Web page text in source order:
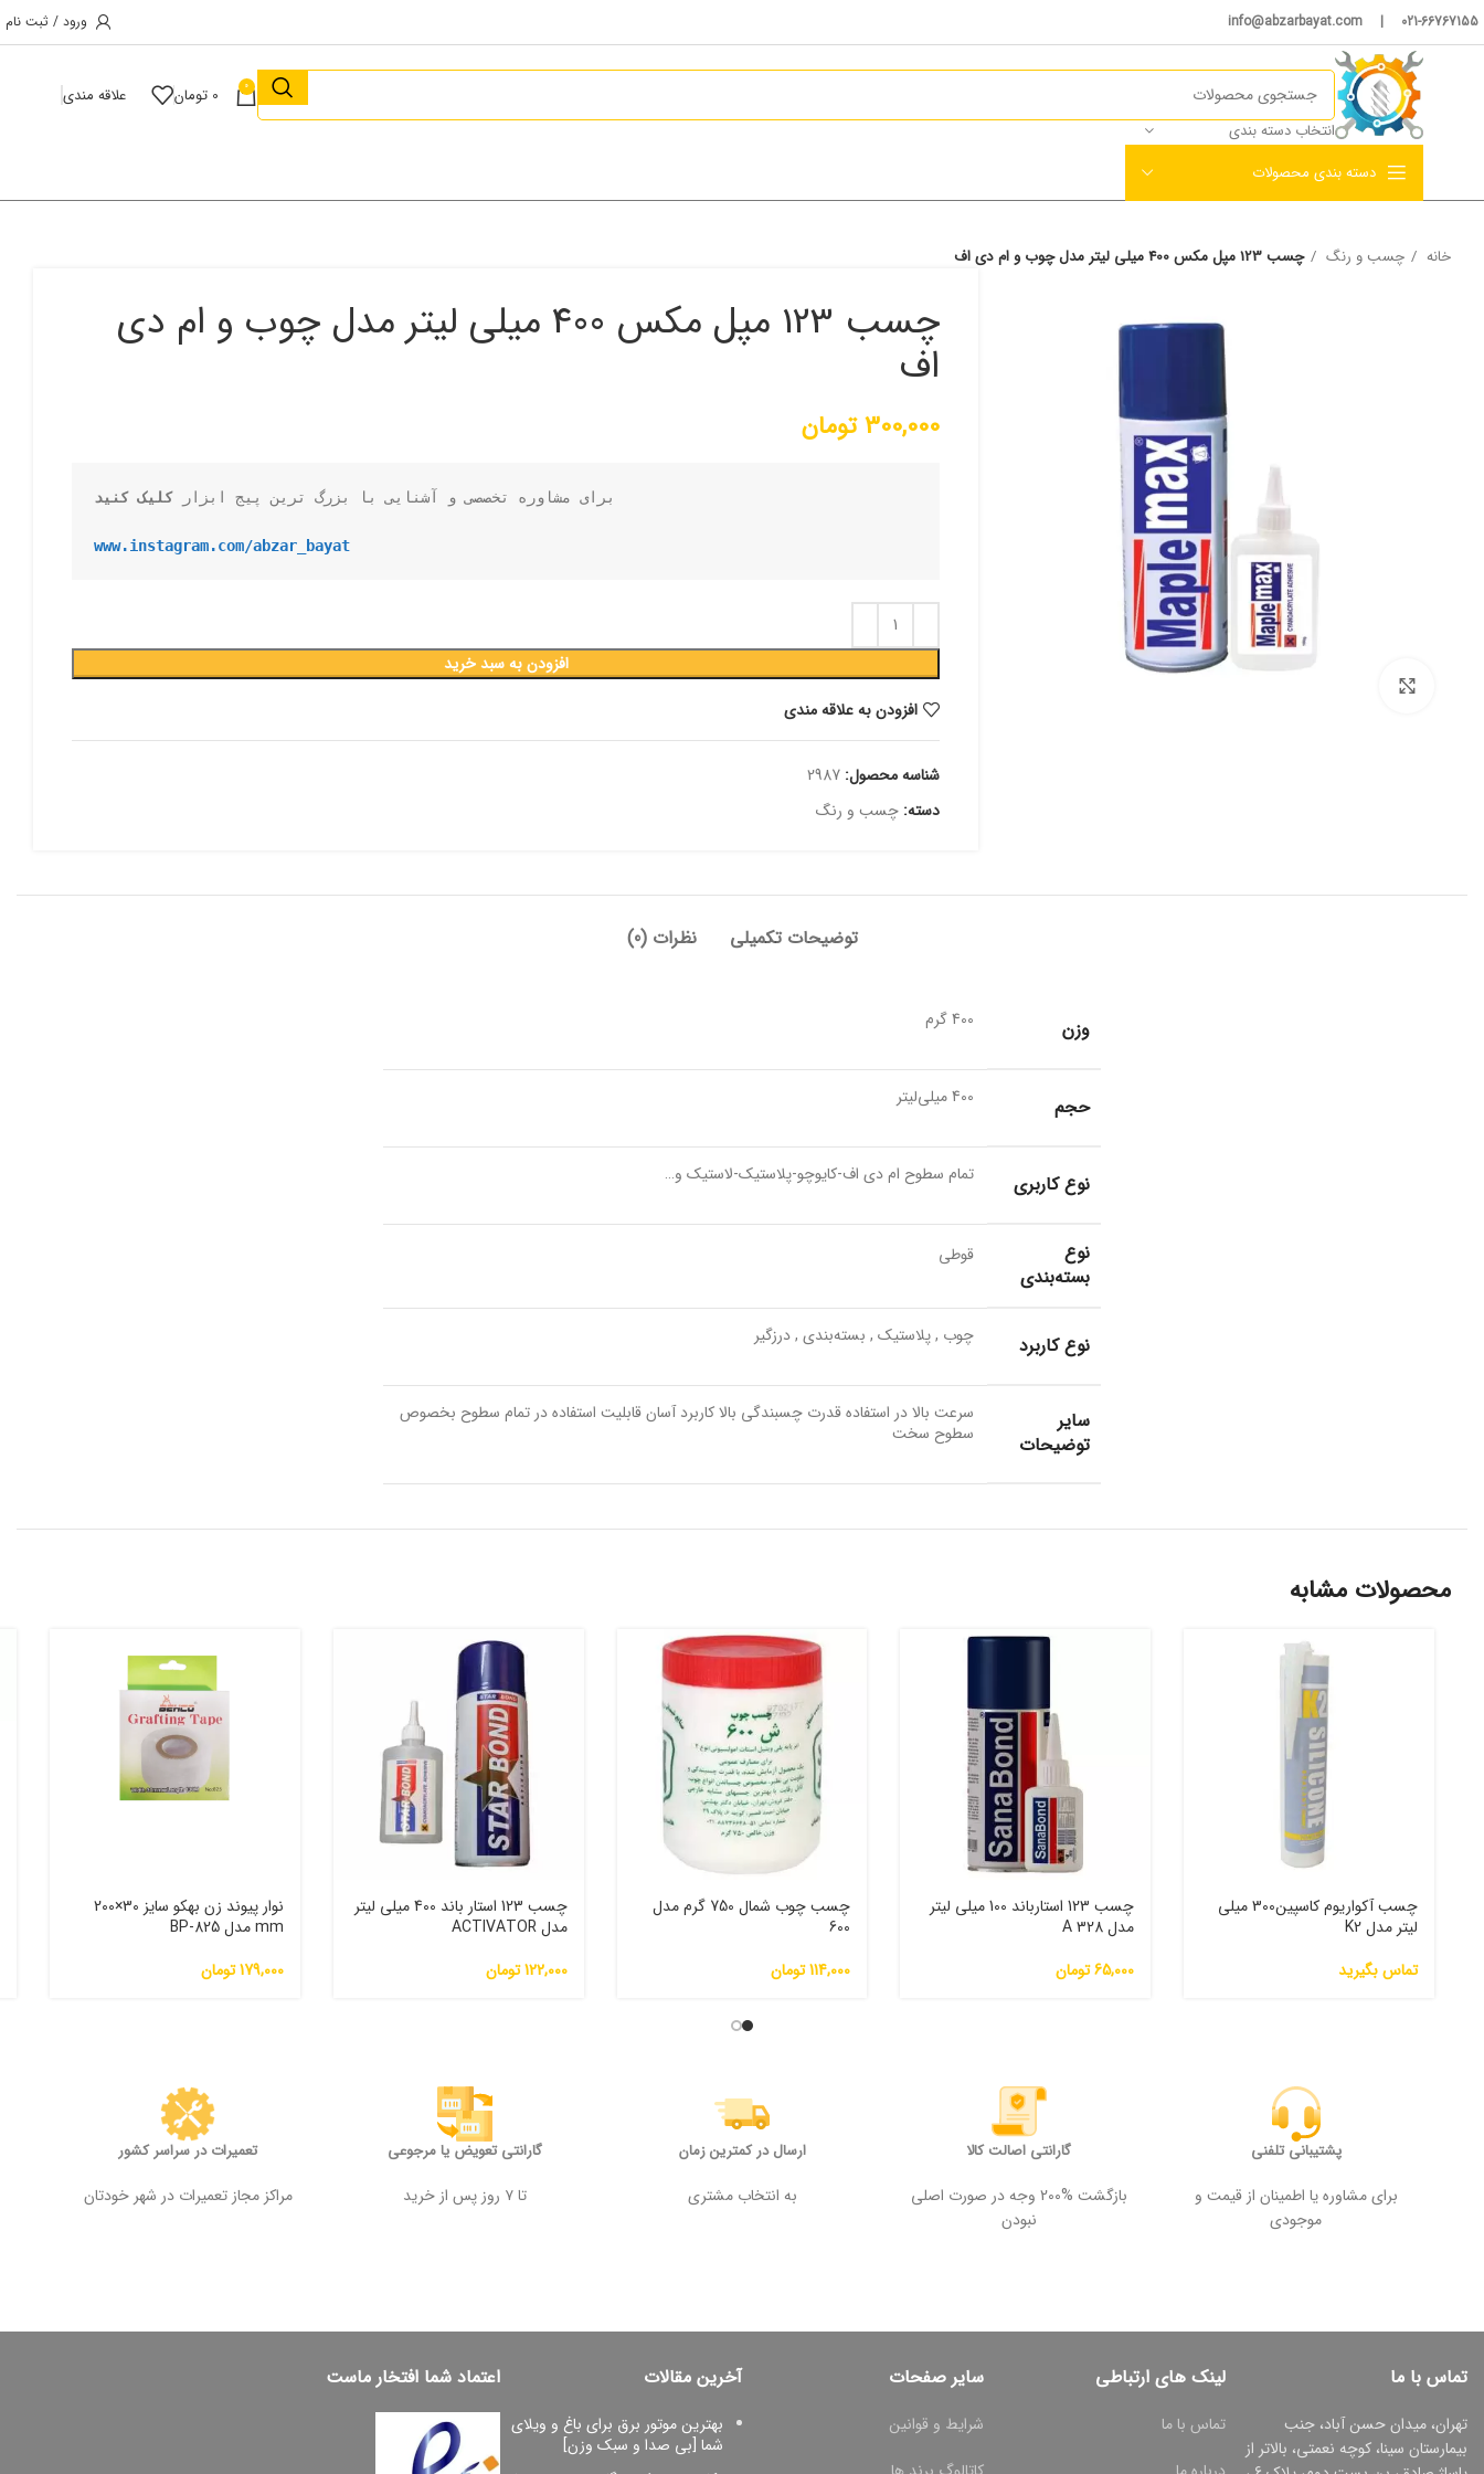
021-66767155 | info@abzarbayat.com ورود / ثبت نام
انتخاب دسته بندی
0
0 تومان علاقه مندی
دسته بندی محصولات
خانه چسب و رنگ چسب 123 مپل مکس 400 میلی لیتر مدل چوب و ام دی اف
چسب 123 مپل مکس 400 میلی لیتر مدل چوب و ام دی
اف
300,000 تومان
برای مشاوره تخصصی و آشنایی با بزرگ ترین پیج ابزار کلیک کنید
www.instagram.com/abzar_bayat
افزودن به سبد خرید
افزودن به علاقه مندی
شناسه محصول: 2987
دسته: چسب و رنگ
توضیحات تکمیلی نظرات (0)
وزن 400 گرم
حجم 400 میلی‌لیتر
نوع کاربری تمام سطوح ام دی اف-کایوچو-پلاستیک-لاستیک و…
نوع
بسته‌بندی
قوطی
نوع کاربرد چوب , پلاستیک , بسته‌بندی , درزگیر
سایر
توضیحات
سرعت بالا در استفاده قدرت چسبندگی بالا کاربرد آسان قابلیت استفاده در تمام سطوح بخصوص
سطوح سخت
محصولات مشابه
چسب آکواریوم کاسپین300 میلی
لیتر مدل K2
تماس بگیرید
چسب 123 استارباند 100 میلی لیتر
مدل A 328
65,000تومان
چسب چوب شمال 750 گرم مدل
600
114,000تومان
چسب 123 استار باند 400 میلی لیتر
مدل ACTIVATOR
122,000تومان
نوار پیوند زن بهکو سایز 30×200
mm مدل BP-825
179,000تومان
پشتیبانی تلفنی
برای مشاوره یا اطمینان از قیمت و
موجودی
گارانتی اصالت کالا
بازگشت %200 وجه در صورت اصلی
نبودن
ارسال در کمترین زمان
به انتخاب مشتری
گارانتی تعویض یا مرجوعی
تا ۷ روز پس از خرید
تعمیرات در سراسر کشور
مراکز مجاز تعمیرات در شهر خودتان
تماس با ما
تهران، میدان حسن آباد، جنب
بیمارستان سینا، کوچه نعمتی، بالاتر از
لینک های ارتباطی
تماس با ما
سایر صفحات
شرایط و قوانین
آخرین مقالات
بهترین موتور برق برای باغ و ویلای
شما [بی صدا و سبک وزن]
اعتماد شما افتخار ماست